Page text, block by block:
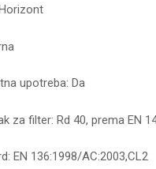
upotreba: Da
za filter: Rd 40, prema EN
EN 136:1998/AC:2003,CL2